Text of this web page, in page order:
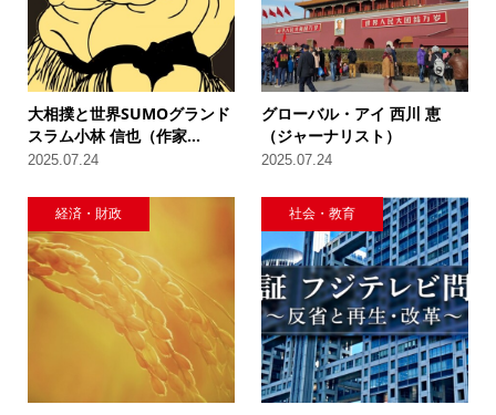
大相撲と世界SUMOグランド
スラム小林 信也（作家...
2025.07.24
グローバル・アイ 西川 恵
（ジャーナリスト）
2025.07.24
経済・財政 社会・教育